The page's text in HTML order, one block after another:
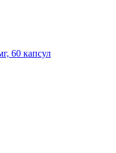
60 капсул